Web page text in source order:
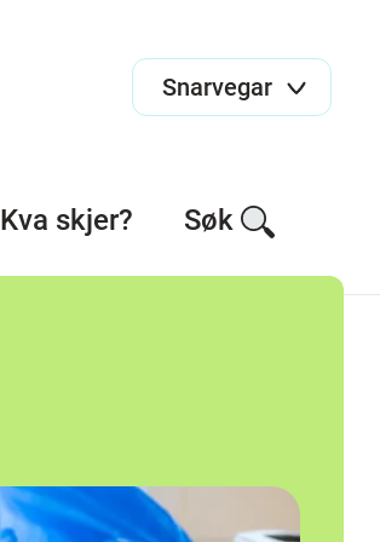
Snarvegar
Kva skjer? Søk